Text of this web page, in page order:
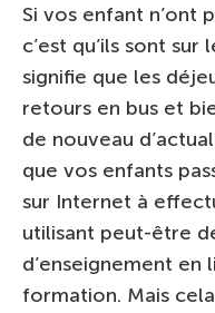
Si vos enfant n’ont
c’est qu’ils sont
signifie que les
retours en bus et
de nouveau
que vos enfants
sur Internet à
utilisant peut-être
d’enseignement
formation. Mais